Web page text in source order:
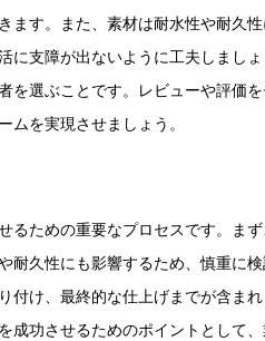
ます。また、素材は耐水性や耐久
に支障が出ないように工夫しまし
を選ぶことです。レビューや評価
ムを実現させましょう。
るための重要なプロセスです。
耐久性にも影響するため、慎重に
付け、最終的な仕上げまでが含ま
成功させるためのポイントとして